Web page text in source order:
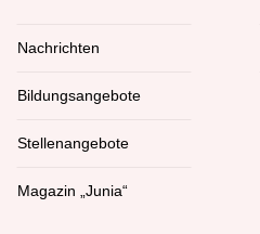
Nachrichten
Bildungsangebote
Stellenangebote
Magazin „Junia“